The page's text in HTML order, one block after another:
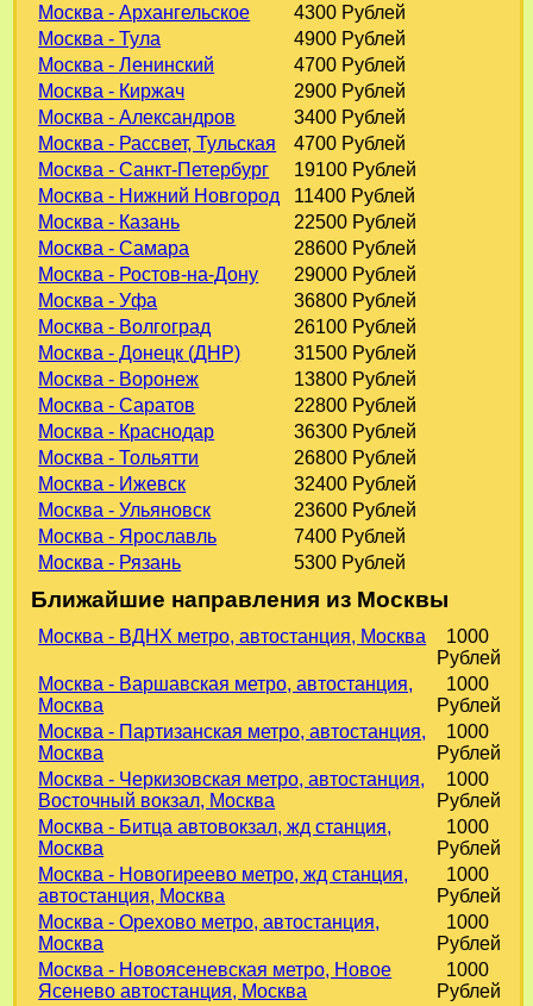
Москва - Архангельское
4300 Рублей
Москва - Тула
4900 Рублей
Москва - Ленинский
4700 Рублей
Москва - Киржач
2900 Рублей
Москва - Александров
3400 Рублей
Москва - Рассвет, Тульская
4700 Рублей
Москва - Санкт-Петербург
19100 Рублей
Москва - Нижний Новгород
11400 Рублей
Москва - Казань
22500 Рублей
Москва - Самара
28600 Рублей
Москва - Ростов-на-Дону
29000 Рублей
Москва - Уфа
36800 Рублей
Москва - Волгоград
26100 Рублей
Москва - Донецк (ДНР)
31500 Рублей
Москва - Воронеж
13800 Рублей
Москва - Саратов
22800 Рублей
Москва - Краснодар
36300 Рублей
Москва - Тольятти
26800 Рублей
Москва - Ижевск
32400 Рублей
Москва - Ульяновск
23600 Рублей
Москва - Ярославль
7400 Рублей
Москва - Рязань
5300 Рублей
Ближайшие направления из Москвы
Москва - ВДНХ метро, автостанция, Москва
1000
Рублей
Москва - Варшавская метро, автостанция,
Москва
1000
Рублей
Москва - Партизанская метро, автостанция,
Москва
1000
Рублей
Москва - Черкизовская метро, автостанция,
Восточный вокзал, Москва
1000
Рублей
Москва - Битца автовокзал, жд станция,
Москва
1000
Рублей
Москва - Новогиреево метро, жд станция,
автостанция, Москва
1000
Рублей
Москва - Орехово метро, автостанция,
Москва
1000
Рублей
Москва - Новоясеневская метро, Новое
Ясенево автостанция, Москва
1000
Рублей